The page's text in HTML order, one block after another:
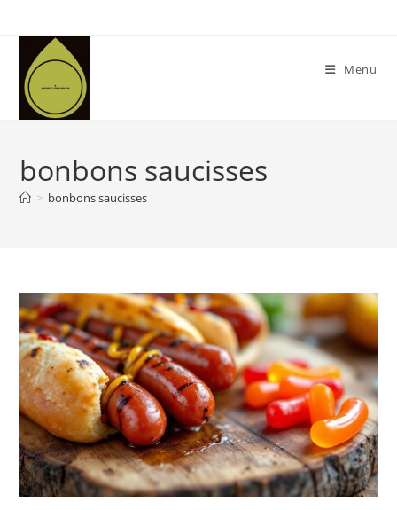
content
Menu
bonbons saucisses
> bonbons saucisses